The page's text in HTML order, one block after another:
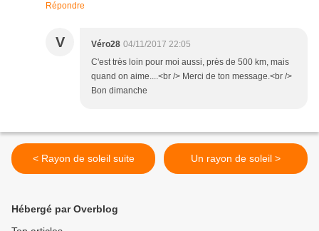
Répondre
V Véro28 04/11/2017 22:05
C'est très loin pour moi aussi, près de 500 km, mais
quand on aime....<br /> Merci de ton message.<br />
Bon dimanche
< Rayon de soleil suite Un rayon de soleil >
Hébergé par Overblog